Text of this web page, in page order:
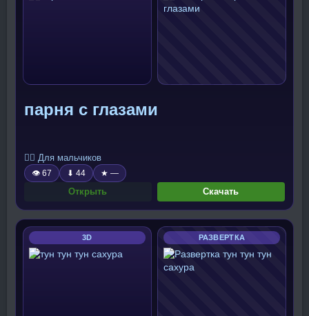
парня с глазами
🧍‍♂️ Для мальчиков
👁 67 ⬇ 44 ★ —
Открыть Скачать
3D РАЗВЕРТКА